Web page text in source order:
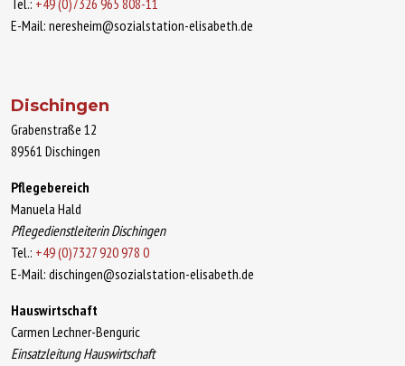
E-Mail: neresheim@sozialstation-elisabeth.de
Dischingen
Grabenstraße 12
89561 Dischingen
Pflegebereich
Manuela Hald
Pflegedienstleiterin Dischingen
Tel.: +49 (0)7327 920 978 0
E-Mail: dischingen@sozialstation-elisabeth.de
Hauswirtschaft
Carmen Lechner-Benguric
Einsatzleitung Hauswirtschaft